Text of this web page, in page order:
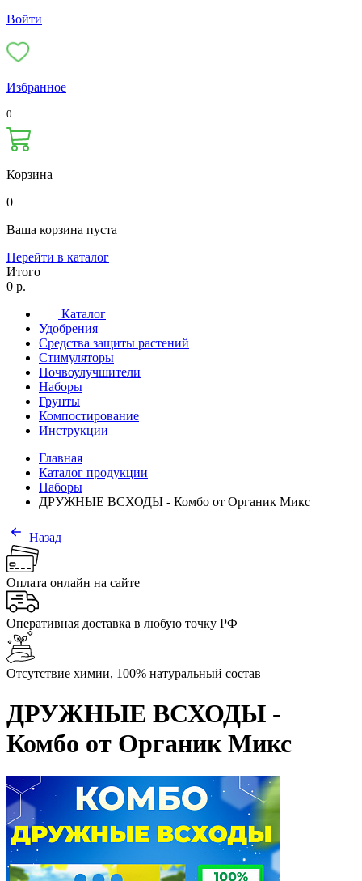
Войти
Избранное
0
Корзина
0
Ваша корзина пуста
Перейти в каталог
Итого
0 р.
Каталог
Удобрения
Средства защиты растений
Стимуляторы
Почвоулучшители
Наборы
Грунты
Компостирование
Инструкции
Главная
Каталог продукции
Наборы
ДРУЖНЫЕ ВСХОДЫ - Комбо от Органик Микс
Назад
Оплата онлайн на сайте
Оперативная доставка в любую точку РФ
Отсутствие химии, 100% натуральный состав
ДРУЖНЫЕ ВСХОДЫ -
Комбо от Органик Микс